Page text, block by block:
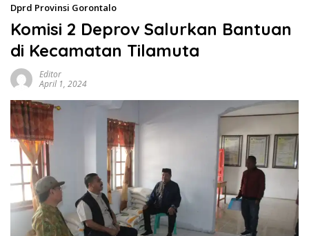
Dprd Provinsi Gorontalo
Komisi 2 Deprov Salurkan Bantuan
di Kecamatan Tilamuta
Editor
April 1, 2024